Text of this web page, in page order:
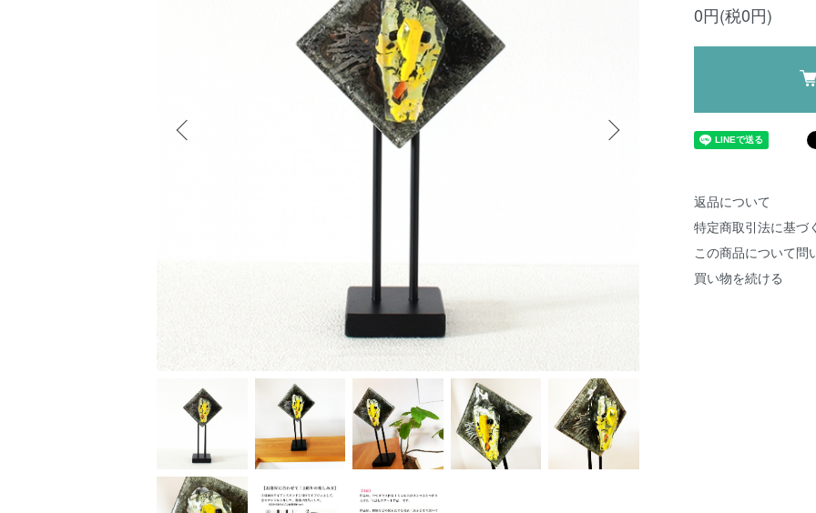
0円(税0円)
返品について
特定商取引法に基づ
この商品について問
買い物を続ける